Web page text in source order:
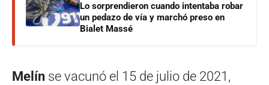
Lo sorprendieron cuando intentaba robar
un pedazo de vía y marchó preso en
Bialet Massé
Melín se vacunó el 15 de julio de 2021,